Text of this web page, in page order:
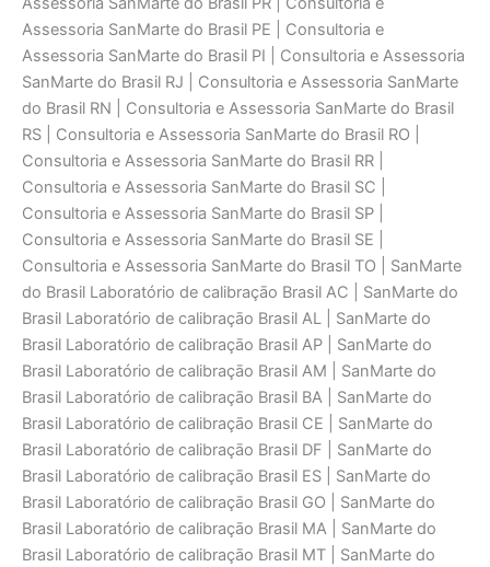
Assessoria SanMarte do Brasil PE | Consultoria e
Assessoria SanMarte do Brasil PI | Consultoria e Assessoria
SanMarte do Brasil RJ | Consultoria e Assessoria SanMarte
do Brasil RN | Consultoria e Assessoria SanMarte do Brasil
RS | Consultoria e Assessoria SanMarte do Brasil RO |
Consultoria e Assessoria SanMarte do Brasil RR |
Consultoria e Assessoria SanMarte do Brasil SC |
Consultoria e Assessoria SanMarte do Brasil SP |
Consultoria e Assessoria SanMarte do Brasil SE |
Consultoria e Assessoria SanMarte do Brasil TO | SanMarte
do Brasil Laboratório de calibraçāo Brasil AC | SanMarte do
Brasil Laboratório de calibraçāo Brasil AL | SanMarte do
Brasil Laboratório de calibraçāo Brasil AP | SanMarte do
Brasil Laboratório de calibraçāo Brasil AM | SanMarte do
Brasil Laboratório de calibraçāo Brasil BA | SanMarte do
Brasil Laboratório de calibraçāo Brasil CE | SanMarte do
Brasil Laboratório de calibraçāo Brasil DF | SanMarte do
Brasil Laboratório de calibraçāo Brasil ES | SanMarte do
Brasil Laboratório de calibraçāo Brasil GO | SanMarte do
Brasil Laboratório de calibraçāo Brasil MA | SanMarte do
Brasil Laboratório de calibraçāo Brasil MT | SanMarte do